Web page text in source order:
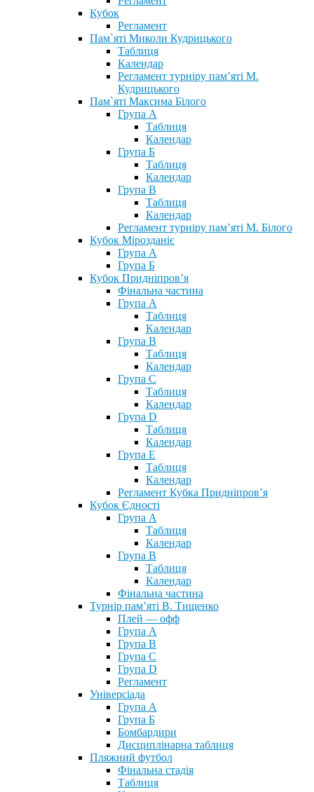
Кубок
Регламент
Пам`яті Миколи Кудрицького
Таблиця
Календар
Регламент турніру пам’яті М.
Кудрицького
Пам`яті Максима Білого
Група А
Таблиця
Календар
Група Б
Таблиця
Календар
Група В
Таблиця
Календар
Регламент турніру пам’яті М. Білого
Кубок Мірозданіє
Група А
Група Б
Кубок Придніпров’я
Фінальна частина
Група А
Таблиця
Календар
Група В
Таблиця
Календар
Група С
Таблиця
Календар
Група D
Таблиця
Календар
Група Е
Таблиця
Календар
Регламент Кубка Придніпров’я
Кубок Єдності
Група А
Таблиця
Календар
Група В
Таблиця
Календар
Фінальна частина
Турнір пам’яті В. Тищенко
Плей — офф
Група А
Група B
Група С
Група D
Регламент
Універсіада
Група А
Група Б
Бомбардири
Дисциплінарна таблиця
Пляжний футбол
Фінальна стадія
Таблиця